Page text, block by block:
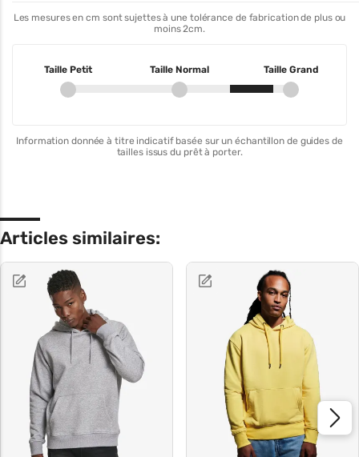
Les mesures en cm sont sujettes à une tolérance de fabrication de plus ou
moins 2cm.
Taille Petit Taille Normal Taille Grand
Information donnée à titre indicatif basée sur un échantillon de guides de
tailles issus du prêt à porter.
Articles similaires: